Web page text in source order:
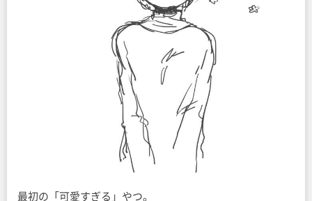
最初の「可愛すぎる」やつ。